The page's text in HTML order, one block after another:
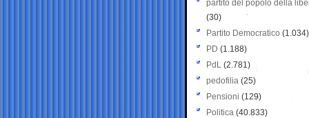
partito del popolo della
(30)
Partito Democratico (1.034)
PD (1.188)
PdL (2.781)
pedofilia (25)
Pensioni (129)
Politica (40.833)